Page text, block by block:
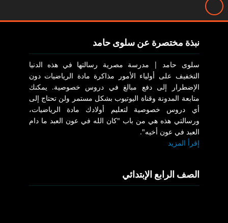
نبذة مختصرة عن سلوى حامد
سلوى حامد | مدرسة مصرية رسالتها في هذه الدنيا
التخفيف على أولياء الأمور مذاكرة مادة الرياضيات دون
الإضطرار إلى دفع مبالغ في دروس خصوصية. يمكنك
متابعة المدونة وقناة اليوتيوب بشكل مستمر ولن تحتاج إلى
أي دروس خصوصية لتعليم أولادك مادة الرياضيات،
ورسالتي هذه هي من باب "كان الله في عون العبد ما دام
العبد في عون أخيه".
إقرأ المزيد
الصف الرابع الإبتدائي